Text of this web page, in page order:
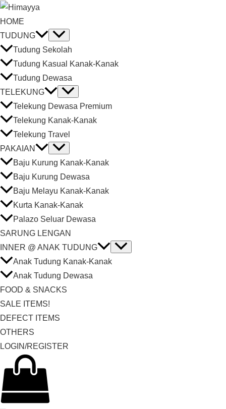
HOME
TUDUNG
Tudung Sekolah
Tudung Kasual Kanak-Kanak
Tudung Dewasa
TELEKUNG
Telekung Dewasa Premium
Telekung Kanak-Kanak
Telekung Travel
PAKAIAN
Baju Kurung Kanak-Kanak
Baju Kurung Dewasa
Baju Melayu Kanak-Kanak
Kurta Kanak-Kanak
Palazo Seluar Dewasa
SARUNG LENGAN
INNER @ ANAK TUDUNG
Anak Tudung Kanak-Kanak
Anak Tudung Dewasa
FOOD & SNACKS
SALE ITEMS!
DEFECT ITEMS
OTHERS
LOGIN/REGISTER